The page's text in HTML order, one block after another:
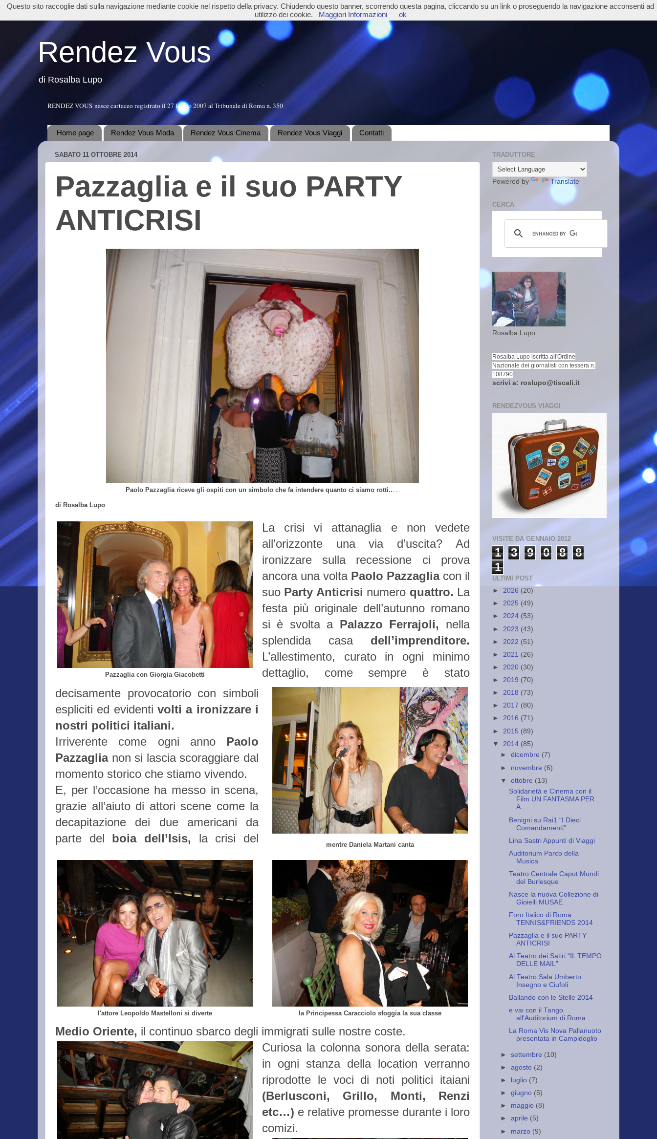
Rendez Vous
di Rosalba Lupo
RENDEZ VOUS nasce cartaceo registrato il 27 luglio 2007 al Tribunale di Roma n. 350
Home page Rendez Vous Moda Rendez Vous Cinema Rendez Vous Viaggi Contatti
SABATO 11 OTTOBRE 2014
Pazzaglia e il suo PARTY
ANTICRISI
Paolo Pazzaglia riceve gli ospiti con un simbolo che fa intendere quanto ci siamo rotti.......
di Rosalba Lupo
Pazzaglia con Giorgia Giacobetti
La crisi vi attanaglia e non vedete
all’orizzonte una via d’uscita? Ad
ironizzare sulla recessione ci prova
ancora una volta Paolo Pazzagliacon il
suo Party Anticrisi numero quattro. La
festa più originale dell’autunno romano
si è svolta a Palazzo Ferrajoli, nella
splendida casa dell’imprenditore.
mentre Daniela Martani canta
L’allestimento, curato in ogni minimo
dettaglio, come sempre è stato
decisamente provocatorio con simboli
espliciti ed evidenti volti a ironizzare i
nostri politici italiani.
l'attore Leopoldo Mastelloni si diverte
Irriverente come ogni anno Paolo
Pazzaglianon si lascia scoraggiare dal
momento storico che stiamo vivendo.
la Principessa Caracciolo sfoggia la sua classe
E, per l’occasione ha messo in scena,
grazie all’aiuto di attori scene come la
decapitazione dei due americani da
parte del boia dell’Isis, la crisi del
Medio Oriente, il continuo sbarco degli immigrati sulle nostre coste.
Curiosa la colonna sonora della serata:
in ogni stanza della location verranno
riprodotte le voci di noti politici itaiani
(Berlusconi, Grillo, Monti, Renzi
etc…) e relative promesse durante i loro
comizi.
TRADUTTORE
Powered by Translate
CERCA
Rosalba Lupo
Rosalba Lupo iscritta all'Ordine
Nazionale dei giornalisti con tessera n.
108790
scrivi a: roslupo@tiscali.it
RENDEZVOUS VIAGGI
VISITE DA GENNAIO 2012
1 3 9 0 8
8
1
ULTIMI POST
► 2026 (20)
► 2025 (49)
► 2024 (53)
► 2023 (43)
► 2022 (51)
► 2021 (26)
► 2020 (30)
► 2019 (70)
► 2018 (73)
► 2017 (80)
► 2016 (71)
► 2015 (89)
▼ 2014 (85)
►dicembre (7)
► novembre (6)
▼ottobre (13)
Solidarietà e Cinema con il
Film UN FANTASMA PER
A...
Benigni su Rai1 “I Dieci
Comandamenti”
Lina Sastri Appunti di Viaggi
Auditorium Parco della
Musica
Teatro Centrale Caput Mundi
del Burlesque
Nasce la nuova Collezione di
Gioielli MUSAE
Foro Italico di Roma
TENNIS&FRIENDS 2014
Pazzaglia e il suo PARTY
ANTICRISI
Al Teatro dei Satiri “IL TEMPO
DELLE MAIL”
Al Teatro Sala Umberto
Insegno e Ciufoli
Ballando con le Stelle 2014
e vai con il Tango
all'Auditorium di Roma
La Roma Vis Nova Pallanuoto
presentata in Campidoglio
►settembre (10)
►agosto (2)
►
luglio (7)
►giugno (5)
► maggio (8)
►aprile (5)
► marzo (9)
Questo sito raccoglie dati sulla navigazione mediante cookie nel rispetto della privacy. Chiudendo questo banner, scorrendo questa pagina, cliccando su un link o proseguendo la navigazione acconsenti ad
utilizzo dei cookie.
Maggiori Informazioni ok